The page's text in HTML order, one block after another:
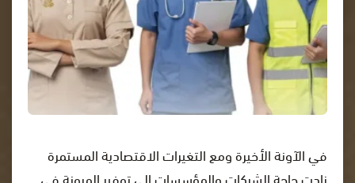
في الآونة الأخيرة ومع التغيرات الاقتصادية المستمرة